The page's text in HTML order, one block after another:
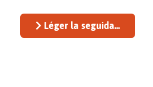
Léger la seguida...